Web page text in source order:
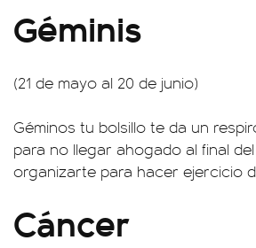
Géminis
(21 de mayo al 20 de junio)
Géminos tu bolsillo te da un
para no llegar ahogado al final
organizarte para hacer ejercicio
Cáncer